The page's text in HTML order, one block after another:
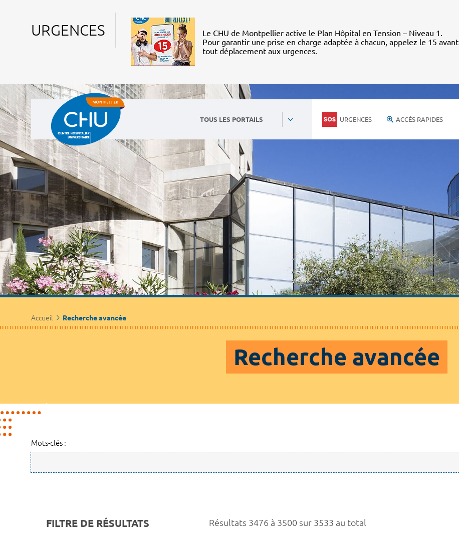
URGENCES
Le CHU de Montpellier active le Plan Hôpital en Tension – Niveau 1.
Pour garantir une prise en charge adaptée à chacun, appelez le 15 avant
tout déplacement aux urgences.
TOUS LES PORTAILS URGENCES ACCÈS RAPIDES
Accueil Recherche avancée
Recherche avancée
Mots-clés :
Résultats 3476 à 3500 sur 3533 au total
FILTRE DE RÉSULTATS